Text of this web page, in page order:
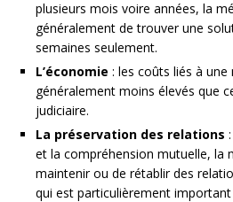
plusieurs mois voire années, la
généralement de trouver une
semaines seulement.
L’économie : les coûts liés à
généralement moins élevés que
judiciaire.
La préservation des relations
et la compréhension mutuelle, la
maintenir ou de rétablir des
qui est particulièrement important